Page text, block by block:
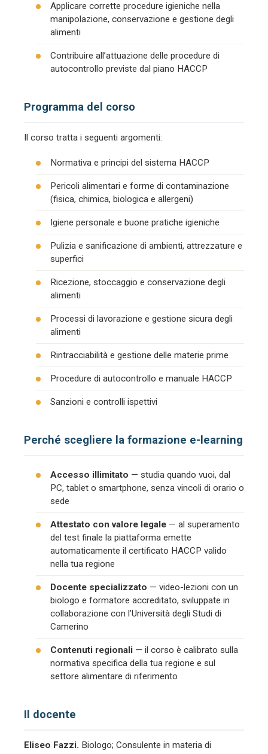
Applicare corrette procedure igieniche nella
manipolazione, conservazione e gestione degli
alimenti
Contribuire all’attuazione delle procedure di
autocontrollo previste dal piano HACCP
Programma del corso
Il corso tratta i seguenti argomenti:
Normativa e principi del sistema HACCP
Pericoli alimentari e forme di contaminazione
(fisica, chimica, biologica e allergeni)
Igiene personale e buone pratiche igieniche
Pulizia e sanificazione di ambienti, attrezzature e
superfici
Ricezione, stoccaggio e conservazione degli
alimenti
Processi di lavorazione e gestione sicura degli
alimenti
Rintracciabilità e gestione delle materie prime
Procedure di autocontrollo e manuale HACCP
Sanzioni e controlli ispettivi
Perché scegliere la formazione e-learning
Accesso illimitato — studia quando vuoi, dal
PC, tablet o smartphone, senza vincoli di orario o
sede
Attestato con valore legale — al superamento
del test finale la piattaforma emette
automaticamente il certificato HACCP valido
nella tua regione
Docente specializzato — video-lezioni con un
biologo e formatore accreditato, sviluppate in
collaborazione con l’Università degli Studi di
Camerino
Contenuti regionali — il corso è calibrato sulla
normativa specifica della tua regione e sul
settore alimentare di riferimento
Il docente
Eliseo Fazzi. Biologo; Consulente in materia di